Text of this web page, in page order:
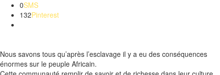
0SMS
132Pinterest
Nous savons tous qu’après l’esclavage il y a eu des conséquences
énormes sur le peuple Africain.